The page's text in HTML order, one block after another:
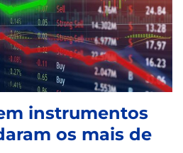
instrumentos
os mais de